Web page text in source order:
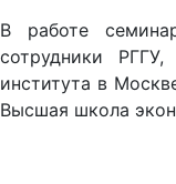
В работе
сотрудники
института в
Высшая школа